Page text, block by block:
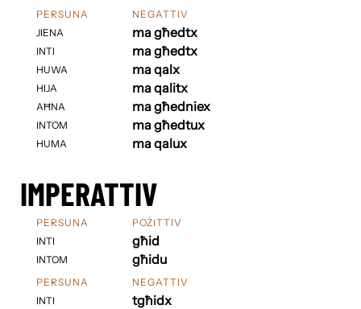
PERSUNA
JIENA
INTI
HUWA
HIJA
AĦNA
INTOM
HUMA
NEGATTIV
ma għedtx
ma għedtx
ma qalx
ma qalitx
ma għedniex
ma għedtux
ma qalux
IMPERATTIV
PERSUNA
INTI
INTOM
POŻITTIV
għid
għidu
PERSUNA
INTI
NEGATTIV
tgħidx